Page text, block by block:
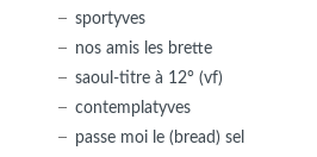
sportyves
nos amis les brette
saoul-titre à 12° (vf)
contemplatyves
passe moi le (bread) sel